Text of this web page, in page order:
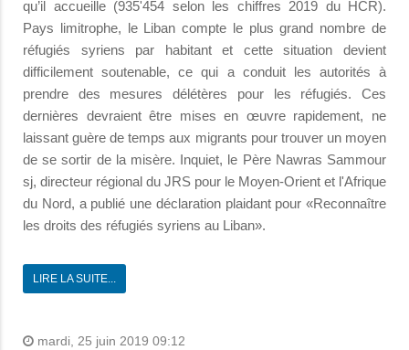
qu’il accueille (935'454 selon les chiffres 2019 du HCR).
Pays limitrophe, le Liban compte le plus grand nombre de
réfugiés syriens par habitant et cette situation devient
difficilement soutenable, ce qui a conduit les autorités à
prendre des mesures délétères pour les réfugiés. Ces
dernières devraient être mises en œuvre rapidement, ne
laissant guère de temps aux migrants pour trouver un moyen
de se sortir de la misère. Inquiet, le Père Nawras Sammour
sj, directeur régional du JRS pour le Moyen-Orient et l'Afrique
du Nord, a publié une déclaration plaidant pour «Reconnaître
les droits des réfugiés syriens au Liban».
LIRE LA SUITE...
mardi, 25 juin 2019 09:12